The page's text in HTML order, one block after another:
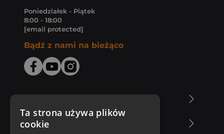
Poniedziałek - Piątek
8:00 - 18:00
[email protected]
Bądź z nami na bieżąco
Zakupy u nas
Ta strona używa plików
cookie